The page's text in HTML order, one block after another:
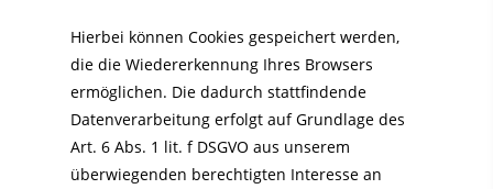
Hierbei können Cookies gespeichert werden,
die die Wiedererkennung Ihres Browsers
ermöglichen. Die dadurch stattfindende
Datenverarbeitung erfolgt auf Grundlage des
Art. 6 Abs. 1 lit. f DSGVO aus unserem
überwiegenden berechtigten Interesse an